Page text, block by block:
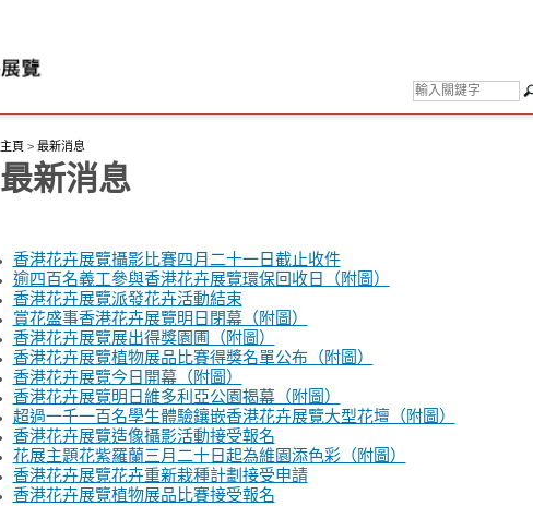
主頁 > 最新消息
最新消息
香港花卉展覽攝影比賽四月二十一日截止收件
逾四百名義工參與香港花卉展覽環保回收日（附圖）
香港花卉展覽派發花卉活動結束
賞花盛事香港花卉展覽明日閉幕（附圖）
香港花卉展覽展出得獎園圃（附圖）
香港花卉展覽植物展品比賽得獎名單公布（附圖）
香港花卉展覽今日開幕（附圖）
香港花卉展覽明日維多利亞公園揭幕（附圖）
超過一千一百名學生體驗鑲嵌香港花卉展覽大型花壇（附圖）
香港花卉展覽造像攝影活動接受報名
花展主題花紫羅蘭三月二十日起為維園添色彩（附圖）
香港花卉展覽花卉重新栽種計劃接受申請
香港花卉展覽植物展品比賽接受報名